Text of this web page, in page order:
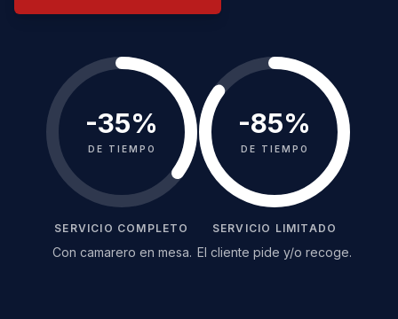
-35%
DE TIEMPO
SERVICIO COMPLETO
Con camarero en mesa.
-85%
DE TIEMPO
SERVICIO LIMITADO
El cliente pide y/o recoge.